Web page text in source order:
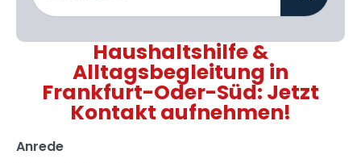
Haushaltshilfe &
Alltagsbegleitung in
Frankfurt-Oder-Süd: Jetzt
Kontakt aufnehmen!
Anrede